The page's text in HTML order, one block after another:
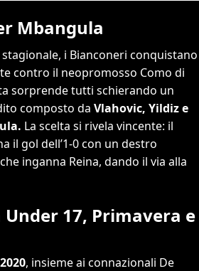
Mbangula
i Bianconeri conquistano
contro il neopromosso Como di
sorprende tutti schierando un
composto da Vlahovic, Yildiz e
La scelta si rivela vincente: il
il gol dell’1-0 con un destro
inganna Reina, dando il via alla
17, Primavera e
, insieme ai connazionali De